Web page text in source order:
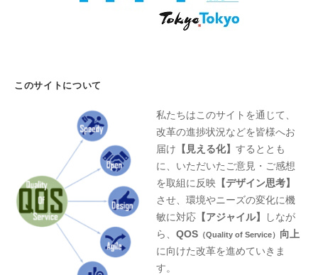
このサイトについて
私たちはこのサイトを通じて、
改革の進捗状況などを皆様へお
届け 【見える化】するととも
に、いただいたご意見・ご感想
を取組に反映 【デザイン思考】
させ、環境やニーズの変化に機
敏に対応 【アジャイル】
しなが
ら、QOS （Quality of Service） 向上
に向けた改革を進めていきま
す。